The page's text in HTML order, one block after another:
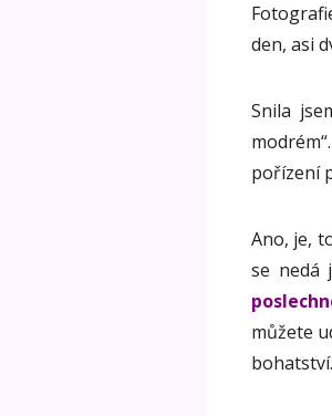
den, asi
Snila
modrém“.
pořízení
Ano, je,
se nedá
můžete
bohatství.